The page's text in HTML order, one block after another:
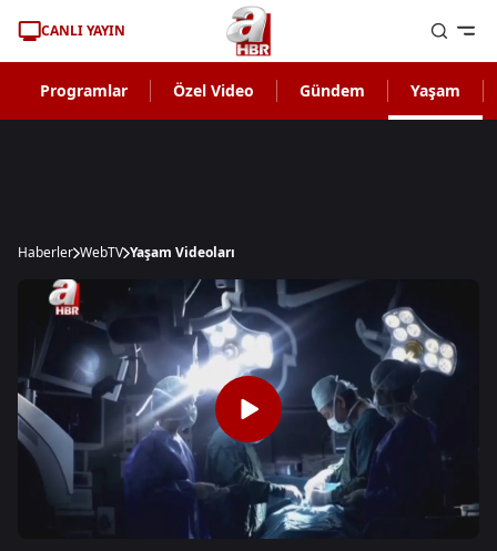
CANLI YAYIN
Programlar Özel Video Gündem Yaşam
Haberler WebTV Yaşam Videoları